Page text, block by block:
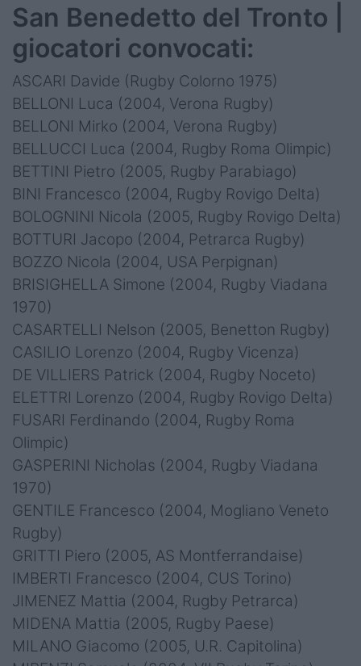
San Benedetto del Tronto |
giocatori convocati:
ASCARI Davide (Rugby Colorno 1975)
BELLONI Luca (2004, Verona Rugby)
BELLONI Mirko (2004, Verona Rugby)
BELLUCCI Luca (2004, Rugby Roma Olimpic)
BETTINI Pietro (2005, Rugby Parabiago)
BINI Francesco (2004, Rugby Rovigo Delta)
BOLOGNINI Nicola (2005, Rugby Rovigo Delta)
BOTTURI Jacopo (2004, Petrarca Rugby)
BOZZO Nicola (2004, USA Perpignan)
BRISIGHELLA Simone (2004, Rugby Viadana
1970)
CASARTELLI Nelson (2005, Benetton Rugby)
CASILIO Lorenzo (2004, Rugby Vicenza)
DE VILLIERS Patrick (2004, Rugby Noceto)
ELETTRI Lorenzo (2004, Rugby Rovigo Delta)
FUSARI Ferdinando (2004, Rugby Roma
Olimpic)
GASPERINI Nicholas (2004, Rugby Viadana
1970)
GENTILE Francesco (2004, Mogliano Veneto
Rugby)
GRITTI Piero (2005, AS Montferrandaise)
IMBERTI Francesco (2004, CUS Torino)
JIMENEZ Mattia (2004, Rugby Petrarca)
MIDENA Mattia (2005, Rugby Paese)
MILANO Giacomo (2005, U.R. Capitolina)